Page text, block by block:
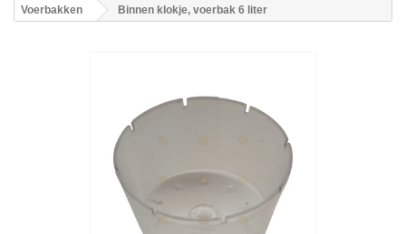
Voerbakken
Binnen klokje, voerbak 6 liter